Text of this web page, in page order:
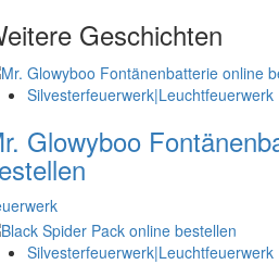
Geschichten
Silvesterfeuerwerk|Leuchtfeuerwerk
Glowyboo
Silvesterfeuerwerk|Leuchtfeuerwerk